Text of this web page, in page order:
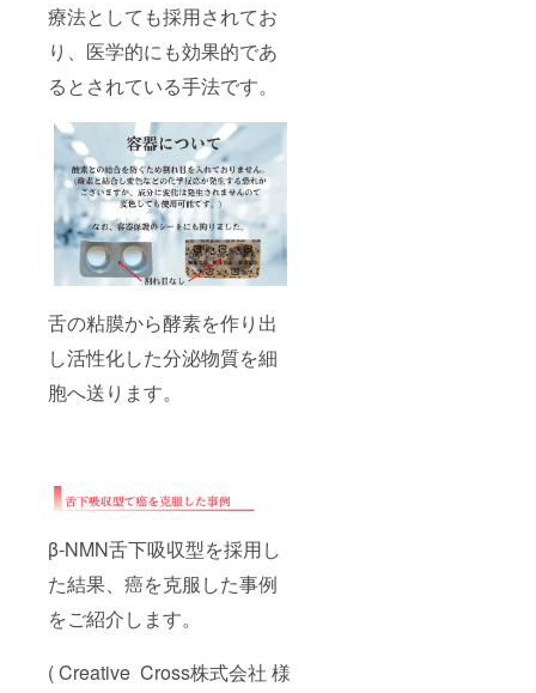
療法としても採用されてお
り、医学的にも効果的であ
るとされている手法です。
舌の粘膜から酵素を作り出
し活性化した分泌物質を細
胞へ送ります。
β-NMN舌下吸収型を採用し
た結果、癌を克服した事例
をご紹介します。
( Creative Cross株式会社 様